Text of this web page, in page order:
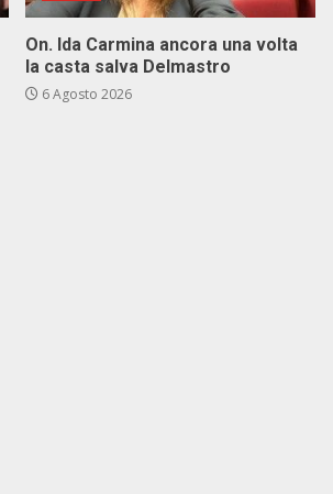
On. Ida Carmina ancora una volta
la casta salva Delmastro
6 Agosto 2026